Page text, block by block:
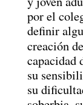
por el
definir
creación de
capacidad
su
su